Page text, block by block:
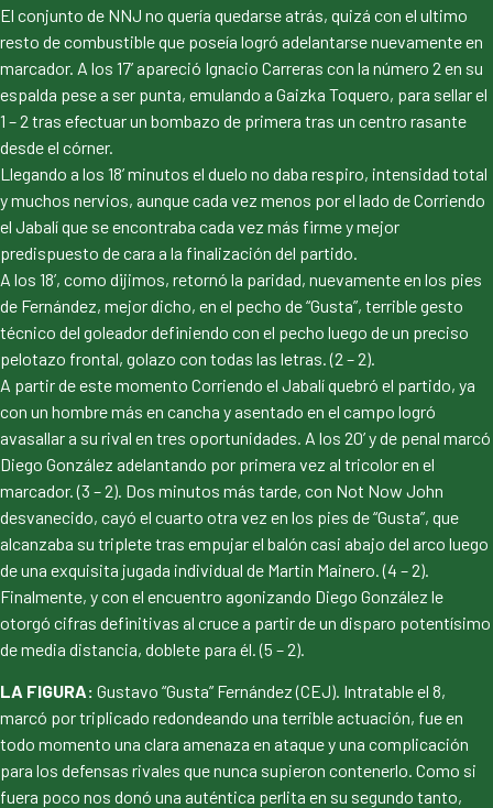
El conjunto de NNJ no quería quedarse atrás, quizá con el ultimo
resto de combustible que poseía logró adelantarse nuevamente en
marcador. A los 17’ apareció Ignacio Carreras con la número 2 en su
espalda pese a ser punta, emulando a Gaizka Toquero, para sellar el
1 – 2 tras efectuar un bombazo de primera tras un centro rasante
desde el córner.
Llegando a los 18’ minutos el duelo no daba respiro, intensidad total
y muchos nervios, aunque cada vez menos por el lado de Corriendo
el Jabalí que se encontraba cada vez más firme y mejor
predispuesto de cara a la finalización del partido.
A los 18’, como dijimos, retornó la paridad, nuevamente en los pies
de Fernández, mejor dicho, en el pecho de “Gusta”, terrible gesto
técnico del goleador definiendo con el pecho luego de un preciso
pelotazo frontal, golazo con todas las letras. (2 – 2).
A partir de este momento Corriendo el Jabalí quebró el partido, ya
con un hombre más en cancha y asentado en el campo logró
avasallar a su rival en tres oportunidades. A los 20’ y de penal marcó
Diego González adelantando por primera vez al tricolor en el
marcador. (3 – 2). Dos minutos más tarde, con Not Now John
desvanecido, cayó el cuarto otra vez en los pies de “Gusta”, que
alcanzaba su triplete tras empujar el balón casi abajo del arco luego
de una exquisita jugada individual de Martin Mainero. (4 – 2).
Finalmente, y con el encuentro agonizando Diego González le
otorgó cifras definitivas al cruce a partir de un disparo potentísimo
de media distancia, doblete para él. (5 – 2).
LA FIGURA: Gustavo “Gusta” Fernández (CEJ). Intratable el 8,
marcó por triplicado redondeando una terrible actuación, fue en
todo momento una clara amenaza en ataque y una complicación
para los defensas rivales que nunca supieron contenerlo. Como si
fuera poco nos donó una auténtica perlita en su segundo tanto,